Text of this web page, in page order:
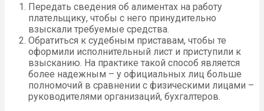
Передать сведения об алиментах на работу
плательщику, чтобы с него принудительно
взыскали требуемые средства.
Обратиться к судебным приставам, чтобы те
оформили исполнительный лист и приступили к
взысканию. На практике такой способ является
более надежным – у официальных лиц больше
полномочий в сравнении с физическими лицами –
руководителями организаций, бухгалтеров.